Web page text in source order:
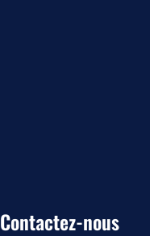
Contactez-nous